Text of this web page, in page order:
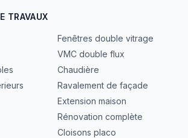
TRAVAUX
Fenêtres double vitrage
VMC double flux
Chaudière
Ravalement de façade
Extension maison
Rénovation complète
Cloisons placo